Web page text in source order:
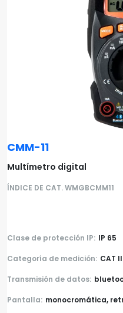
CMM-11
Multímetro digital
ÍNDICE DE CAT. WMGBCMM11
Clase de protección IP: IP 65
Categoría de medición: CAT
Transmisión de datos:
Pantalla: monocromática,